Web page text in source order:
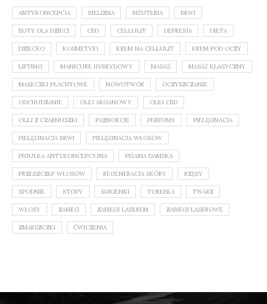
ANTYKONCEPCJA BIELIZNA BIŻUTERIA BRWI
BUTY DLA DZIECI CBD CELLULIT DEPRESJA DIETA
DZIECKO KOSMETYKI KREM NA CELLULIT KREM POD OCZY
LIFTING MANICURE HYBRYDOWY MASAŻ MASAŻ KLASYCZNY
MASECZKI PŁACHTOWE NOWOTWÓR OCZYSZCZANIE
ODCHUDZANIE OLEJ ARGANOWY OLEJ CBD
OLEJ Z CZARNUSZKI PAZNOKCIE PERFUMY PIELĘGNACJA
PIELĘGNACJA BRWI PIELĘGNACJA WŁOSÓW
PIGUŁKA ANTYKONCEPCYJNA PIŻAMA DAMSKA
PRZESZCZEP WŁOSÓW REGENERACJA SKÓRY RZĘSY
SPODNIE STOPY SUKIENKI TOREBKA TWARZ
WŁOSY ZABIEG ZABIEGI LASEREM ZABIEGI LASEROWE
ZMARSZCZKI ĆWICZENIA